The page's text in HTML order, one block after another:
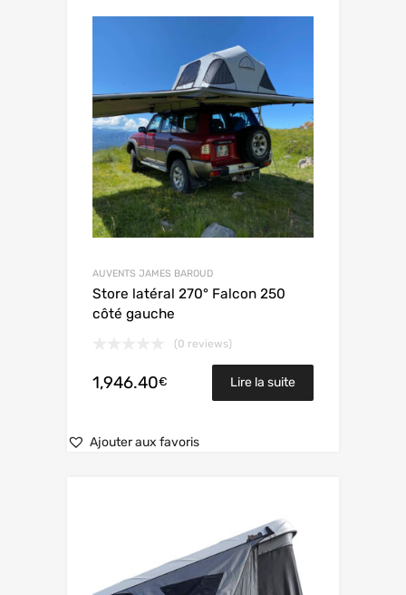
AUVENTS JAMES BAROUD
Store latéral 270° Falcon 250
côté gauche
(0 reviews)
1,946.40€ Lire la suite
Ajouter aux favoris